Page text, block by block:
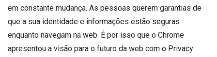
em constante mudança. As pessoas querem garantias de
que a sua identidade e informações estão seguras
enquanto navegam na web. É por isso que o Chrome
apresentou a visão para o futuro da web com o Privacy